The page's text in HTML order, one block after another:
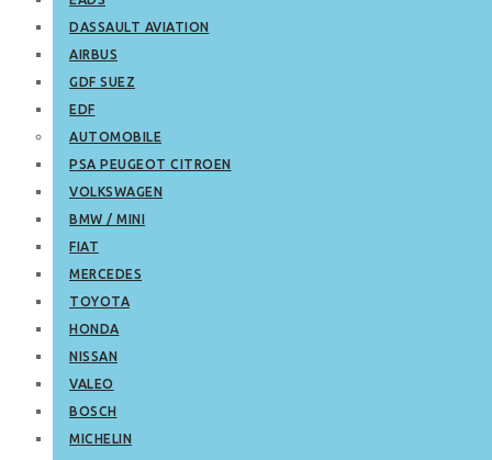
DASSAULT AVIATION
AIRBUS
GDF SUEZ
EDF
AUTOMOBILE
PSA PEUGEOT CITROEN
VOLKSWAGEN
BMW / MINI
FIAT
MERCEDES
TOYOTA
HONDA
NISSAN
VALEO
BOSCH
MICHELIN